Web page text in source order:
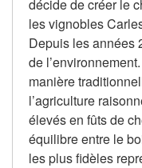
décide de créer le
les vignobles
Depuis les années
de
manière
l’agriculture
élevés en fûts de
équilibre entre le
les plus fidèles